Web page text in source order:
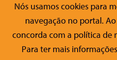
© Editora Conrad - Todos
Nós usamos cookies para
navegação no portal.
concorda com a política de
Para ter mais